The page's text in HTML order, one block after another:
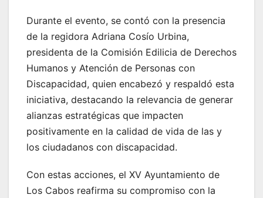
Durante el evento, se contó con la presencia
de la regidora Adriana Cosío Urbina,
presidenta de la Comisión Edilicia de Derechos
Humanos y Atención de Personas con
Discapacidad, quien encabezó y respaldó esta
iniciativa, destacando la relevancia de generar
alianzas estratégicas que impacten
positivamente en la calidad de vida de las y
los ciudadanos con discapacidad.
Con estas acciones, el XV Ayuntamiento de
Los Cabos reafirma su compromiso con la